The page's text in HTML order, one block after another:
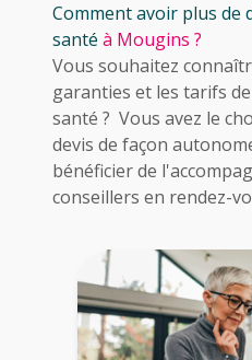
Comment avoir plus de
santé à Mougins ?
Vous souhaitez
garanties et les tarifs
santé ? Vous avez le
devis de façon
bénéficier de
conseillers en rendez-